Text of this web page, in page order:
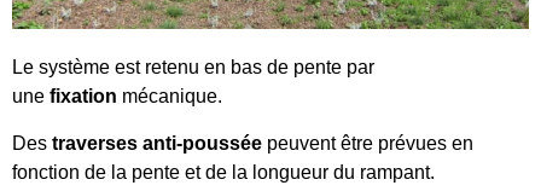
Le système est retenu en bas de pente par
une fixation mécanique.
Des traverses anti-poussée peuvent être prévues en
fonction de la pente et de la longueur du rampant.